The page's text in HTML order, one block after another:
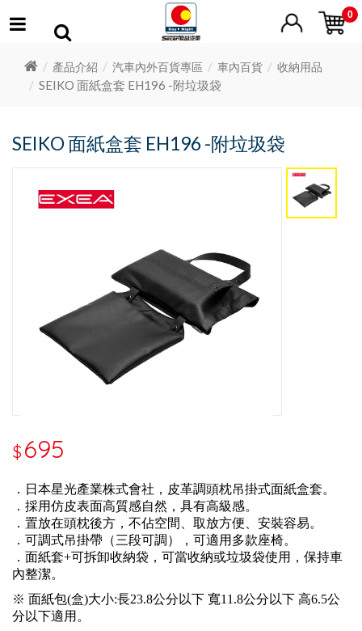
0
產品介紹 汽車內外百貨專區 車內百貨 收納用品
SEIKO 面紙盒套 EH196 -附垃圾袋
SEIKO 面紙盒套 EH196 -附垃圾袋
$695
．日本星光產業株式會社，皮革調頭枕吊掛式面紙盒套。
．採用仿皮表面高質感自然，具有高級感。
．置放在頭枕後方，不佔空間、取放方便、安裝容易。
．可調式吊掛帶（三段可調），可適用多款座椅。
．面紙套+可拆卸收納袋，可當收納或垃圾袋使用，保持車
內整潔。
※ 面紙包(盒)大小:長23.8公分以下 寬11.8公分以下 高6.5公
分以下適用。